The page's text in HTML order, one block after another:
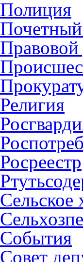
Полиция
Правовой
Религия
Росреестр
Сельское
События
Совет